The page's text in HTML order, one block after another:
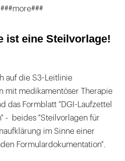
ist eine Steilvorlage!
auf die S3-Leitlinie
mit medikamentöser Therapie
das Formblatt "DGI-Laufzettel
- beides "Steilvorlagen für
im Sinne einer
Formulardokumentation".